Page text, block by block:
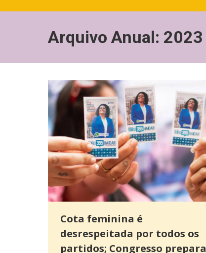
Arquivo Anual: 2023
Cota feminina é
desrespeitada por todos os
partidos; Congresso prepara